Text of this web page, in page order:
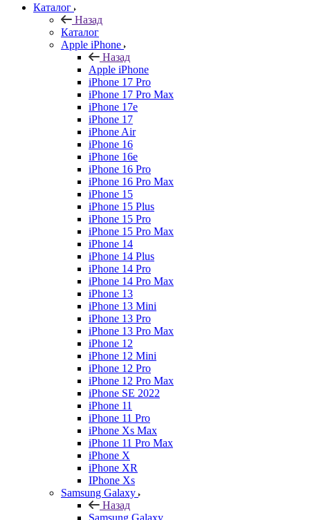
Каталог
Назад
Каталог
Apple iPhone
Назад
Apple iPhone
iPhone 17 Pro
iPhone 17 Pro Max
iPhone 17e
iPhone 17
iPhone Air
iPhone 16
iPhone 16e
iPhone 16 Pro
iPhone 16 Pro Max
iPhone 15
iPhone 15 Plus
iPhone 15 Pro
iPhone 15 Pro Max
iPhone 14
iPhone 14 Plus
iPhone 14 Pro
iPhone 14 Pro Max
iPhone 13
iPhone 13 Mini
iPhone 13 Pro
iPhone 13 Pro Max
iPhone 12
iPhone 12 Mini
iPhone 12 Pro
iPhone 12 Pro Max
iPhone SE 2022
iPhone 11
iPhone 11 Pro
iPhone Xs Max
iPhone 11 Pro Max
iPhone X
iPhone XR
IPhone Xs
Samsung Galaxy
Назад
Samsung Galaxy